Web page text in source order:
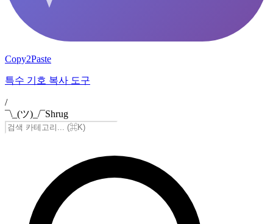
Copy2Paste
특수 기호 복사 도구
/
¯\_(ツ)_/¯Shrug